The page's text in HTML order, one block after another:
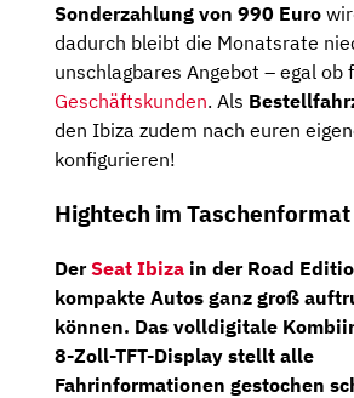
Sonderzahlung von 990 Euro
dadurch bleibt die Monatsrate
unschlagbares Angebot – egal ob
Geschäftskunden. Als
den Ibiza zudem nach euren
konfigurieren!
Hightech im Taschenformat
DerSeat Ibiza in derRoad
kompakte Autos ganz groß
können. Das volldigitale
8-Zoll-TFT-Display stellt alle
Fahrinformationen gestochen